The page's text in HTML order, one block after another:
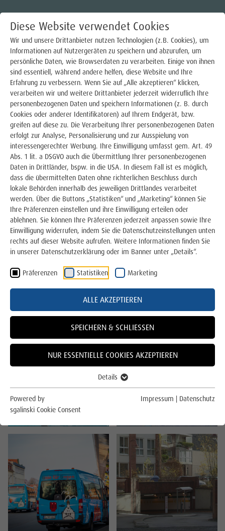
Strom
Gas
Wärme
Trinkwasser
E-Mobilität
Photovoltaik
Über uns
Stadtwerke Lingen GmbH
Wirtschaftsbetriebe Lingen GmbH
Karriere
Für die Region
Online Service und Formulare
Kontakt
Karriere
Kundenportal
WIRTSCHAFTSBETRIEBE
LINGEN GMBH
LINUS LINGEN, LILI-BUS UND PARKEN
Diese Website verwendet Cookies
Wir und unsere Drittanbieter nutzen Technologien (z.B. Cookies), um
Informationen auf Nutzergeräten zu speichern und abzurufen, um
persönliche Daten, wie Browserdaten zu verarbeiten. Einige von ihnen
sind essentiell, während andere helfen, diese Website und Ihre
Erfahrung zu verbessern. Wenn Sie auf „Alle akzeptieren“ klicken,
verarbeiten wir und weitere Drittanbieter jederzeit widerruflich Ihre
personenbezogenen Daten und speichern Informationen (z. B. durch
Cookies oder anderer Identifikatoren) auf Ihrem Endgerät, bzw.
greifen auf diese zu. Die Verarbeitung Ihrer personenbezogenen Daten
erfolgt zur Analyse, Personalisierung und zur Ausspielung von
interessengerechter Werbung. Ihre Einwilligung umfasst gem. Art. 49
Abs. 1 lit. a DSGVO auch die Übermittlung Ihrer personenbezogenen
Daten in Drittländer, bspw. in die USA. In diesem Fall ist es möglich,
dass die übermittelten Daten ohne richterlichen Beschluss durch
lokale Behörden innerhalb des jeweiligen Drittlandes verarbeitet
werden. Über die Buttons „Statistiken“ und „Marketing“ können Sie
Ihre Präferenzen einstellen und ihre Einwilligung erteilen oder
ablehnen. Sie können Ihre Präferenzen jederzeit anpassen sowie Ihre
Einwilligung widerrufen, indem Sie die Datenschutzeinstellungen unten
rechts auf dieser Website aufrufen. Weitere Informationen finden Sie
in unserer Datenschutzerklärung oder im Banner unter „Details“.
Präferenzen Statistiken Marketing
ALLE AKZEPTIEREN
SPEICHERN & SCHLIESSEN
NUR ESSENTIELLE COOKIES AKZEPTIEREN
Details
Powered by
sgalinski Cookie Consent
Impressum | Datenschutz